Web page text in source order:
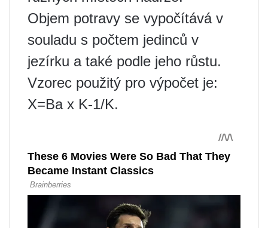
Objem potravy se vypočítává v
souladu s počtem jedinců v
jezírku a také podle jeho růstu.
Vzorec použitý pro výpočet je:
X=Ba x K-1/K.